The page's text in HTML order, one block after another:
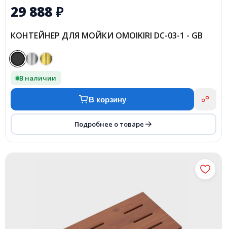
29 888₽
КОНТЕЙНЕР ДЛЯ МОЙКИ OMOIKIRI DC-03-1 - GB
В наличии
В корзину
Подробнее о товаре